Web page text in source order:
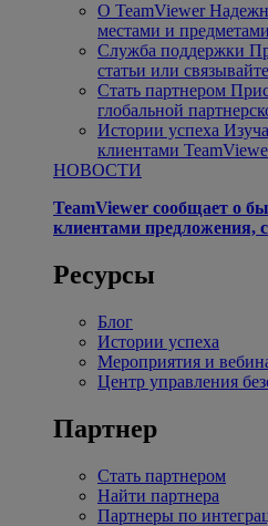
О TeamViewer
местами и
Служба поддержки
статьи или
Стать партнером
глобальной
Истории успеха
клиентами
НОВОСТИ
TeamViewer сообщает о
клиентами предложения,
Ресурсы
Блог
Истории успеха
Мероприятия и
Центр управления
Партнер
Стать партнером
Найти партнера
Партнеры по